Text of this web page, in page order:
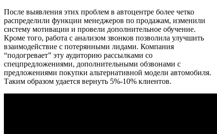
После выявления этих проблем в автоцентре более четко
распределили функции менеджеров по продажам, изменили
систему мотивации и провели дополнительное обучение.
Кроме того, работа с анализом звонков позволила улучшить
взаимодействие с потерянными лидами. Компания
“подогревает” эту аудиторию рассылками со
спецпредложениями, дополнительными обзвонами с
предложениями покупки альтернативной модели автомобиля.
Таким образом удается вернуть 5%-10% клиентов.